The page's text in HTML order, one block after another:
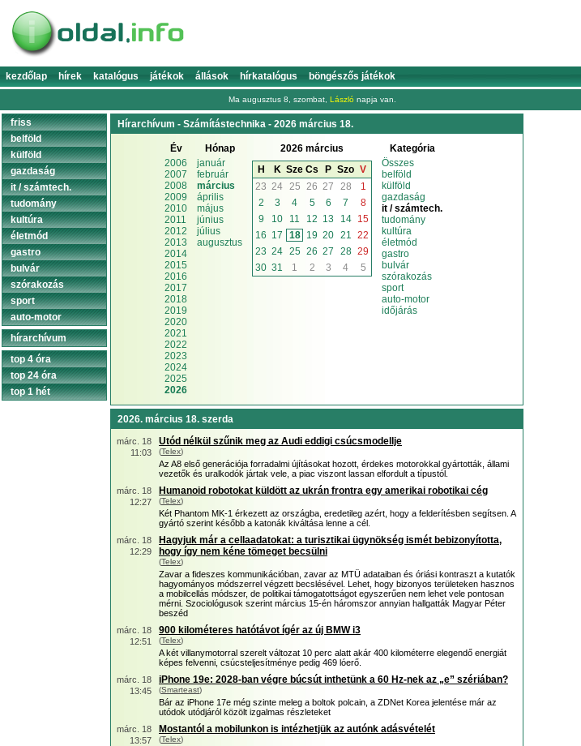
kezdőlap hírek katalógus játékok állások hírkatalógus böngészős játékok
Ma augusztus 8, szombat, László napja van.
Hírarchívum - Számítástechnika - 2026 március 18.
Év
2006
2007
2008
2009
2010
2011
2012
2013
2014
2015
2016
2017
2018
2019
2020
2021
2022
2023
2024
2025
2026
Hónap
január
február
március
április
május
június
július
augusztus
2026 március
H
K Sze Cs P Szo V
23 24 25 26 27 28
1
2
3 4 5 6 7
8
9
10 11 12 13 14
15
16 17 18 19 20 21
22
23 24 25 26 27 28 29
30 31 1 2 3 4 5
Kategória
Összes
belföld
külföld
gazdaság
it / számtech.
tudomány
kultúra
életmód
gastro
bulvár
szórakozás
sport
auto-motor
időjárás
2026. március 18. szerda
márc. 18
11:03
Utód nélkül szűnik meg az Audi eddigi csúcsmodellje
(Telex)
Az A8 első generációja forradalmi újításokat hozott, érdekes motorokkal gyártották, állami
vezetők és uralkodók jártak vele, a piac viszont lassan elfordult a típustól.
márc. 18
12:27
Humanoid robotokat küldött az ukrán frontra egy amerikai robotikai cég
(Telex)
Két Phantom MK-1 érkezett az országba, eredetileg azért, hogy a felderítésben segítsen. A
gyártó szerint később a katonák kiváltása lenne a cél.
márc. 18
12:29
Hagyjuk már a cellaadatokat: a turisztikai ügynökség ismét bebizonyította,
hogy így nem kéne tömeget becsülni
(Telex)
Zavar a fideszes kommunikációban, zavar az MTÜ adataiban és óriási kontraszt a kutatók
hagyományos módszerrel végzett becslésével. Lehet, hogy bizonyos területeken hasznos
a mobilcellás módszer, de politikai támogatottságot egyszerűen nem lehet vele pontosan
mérni. Szociológusok szerint március 15-én háromszor annyian hallgatták Magyar Péter
beszéd
márc. 18
12:51
900 kilométeres hatótávot ígér az új BMW i3
(Telex)
A két villanymotorral szerelt változat 10 perc alatt akár 400 kilométerre elegendő energiát
képes felvenni, csúcsteljesítménye pedig 469 lóerő.
márc. 18
13:45
iPhone 19e: 2028-ban végre búcsút inthetünk a 60 Hz-nek az „e” szériában?
(Smarteast)
Bár az iPhone 17e még szinte meleg a boltok polcain, a ZDNet Korea jelentése már az
utódok utódjáról közölt izgalmas részleteket
márc. 18
13:57
Mostantól a mobilunkon is intézhetjük az autónk adásvételét
(Telex)
friss
belföld
külföld
gazdaság
it / számtech.
tudomány
kultúra
életmód
gastro
bulvár
szórakozás
sport
auto-motor
hírarchívum
top 4 óra
top 24 óra
top 1 hét